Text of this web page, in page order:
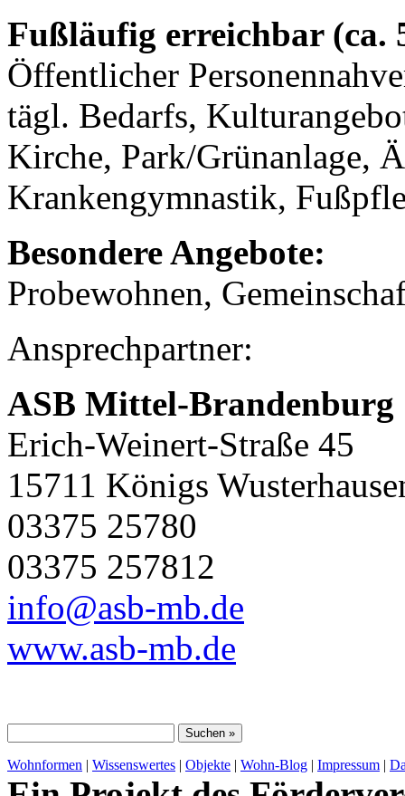
Fußläufig erreichbar (ca.
Öffentlicher
tägl. Bedarfs,
Kirche, Park/Grünanlage,
Krankengymnastik,
Besondere Angebote:
Probewohnen,
Ansprechpartner:
ASB Mittel-Brandenburg
Erich-Weinert-Straße 45
15711 Königs
03375 25780
03375 257812
info@asb-mb.de
www.asb-mb.de
Wohnformen | Wissenswertes | Objekte | Wohn-Blog | Impressum |